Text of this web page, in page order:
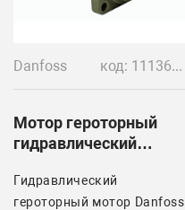
Danfoss код: 11136765
Мотор героторный
гидравлический
HDEM
Гидравлический
героторный мотор Danfoss